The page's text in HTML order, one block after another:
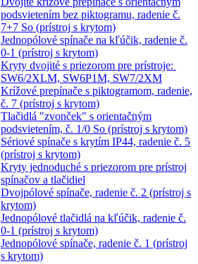
podsvietením bez piktogramu, radenie č.
7+7 So (prístroj s krytom)
Jednopólové spínače na kľúčik, radenie č.
0-1 (prístroj s krytom)
Kryty dvojité s priezorom pre prístroje:
SW6/2XLM, SW6P1M, SW7/2XM
Krížové prepínače s piktogramom, radenie,
č. 7 (prístroj s krytom)
Tlačidlá "zvonček" s orientačným
podsvietením, č. 1/0 So (prístroj s krytom)
Sériové spínače s krytím IP44, radenie č. 5
(prístroj s krytom)
Kryty jednoduché s priezorom pre prístroj
spínačov a tlačidiel
Dvojpólové spínače, radenie č. 2 (prístroj s
krytom)
Jednopólové tlačidlá na kľúčik, radenie č.
0-1 (prístroj s krytom)
Jednopólové spínače, radenie č. 1 (prístroj
s krytom)